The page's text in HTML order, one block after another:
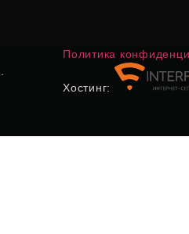
Политика
Хостинг: